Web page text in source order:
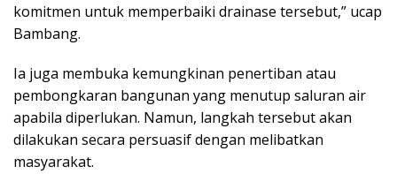
komitmen untuk memperbaiki drainase tersebut,” ucap
Bambang.
Ia juga membuka kemungkinan penertiban atau
pembongkaran bangunan yang menutup saluran air
apabila diperlukan. Namun, langkah tersebut akan
dilakukan secara persuasif dengan melibatkan
masyarakat.